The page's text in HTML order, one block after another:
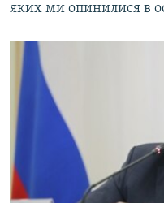
яких ми опинилися в